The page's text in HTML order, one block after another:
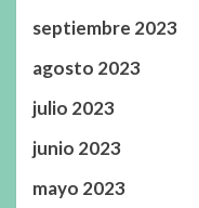
septiembre 2023
agosto 2023
julio 2023
junio 2023
mayo 2023